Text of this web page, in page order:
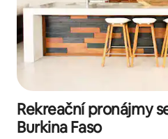
Rekreační pronájmy
Burkina Faso